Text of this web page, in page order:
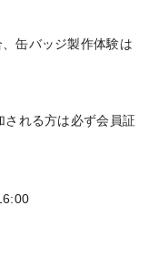
缶バッジ製作体験は
れる方は必ず会員証